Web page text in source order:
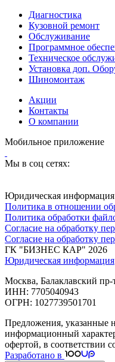
Диагностика
Кузовной ремонт
Обслуживание
Программное
Техническое
Установка доп.
Шиномонтаж
Акции
Контакты
О компании
Мобильное приложение
Мы в соц сетях:
Юридическая информация
Политика в отношении
Политика обработки
Согласие на обработку
Согласие на обработку
ГК "БИЗНЕС КАР" 2026
Юридическая информация
Москва, Балаклавский пр-
ИНН: 7705040943
ОГРН: 1027739501701
Предложения, указанные
информационный
офертой, в соответствии
Разработано в